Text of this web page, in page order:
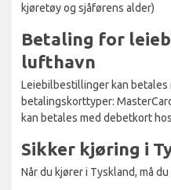
kjøretøy og sjåførens alder)
Betaling for
lufthavn
Leiebilbestillinger kan betales
betalingskorttyper:
kan betales med debetkort
Sikker kjøring i
Når du kjører i Tyskland, må